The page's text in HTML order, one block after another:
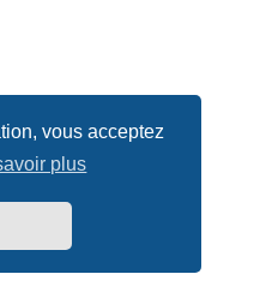
vous acceptez
plus